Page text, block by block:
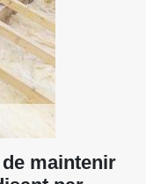
maintenir